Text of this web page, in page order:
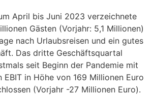
April bis Juni 2023 verzeichnete
Gästen (Vorjahr: 5,1 Millionen)
nach Urlaubsreisen und ein gutes
Das dritte Geschäftsquartal
seit Beginn der Pandemie mit
EBIT in Höhe von 169 Millionen Euro
(Vorjahr -27 Millionen Euro).